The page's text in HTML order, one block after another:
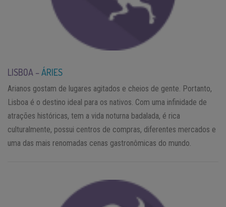
LISBOA –ÁRIES
Arianos gostam de lugares agitados e cheios de gente. Portanto,
Lisboa é o destino ideal para os nativos. Com uma infinidade de
atrações históricas, tem a vida noturna badalada, é rica
culturalmente, possui centros de compras, diferentes mercados e
uma das mais renomadas cenas gastronômicas do mundo.